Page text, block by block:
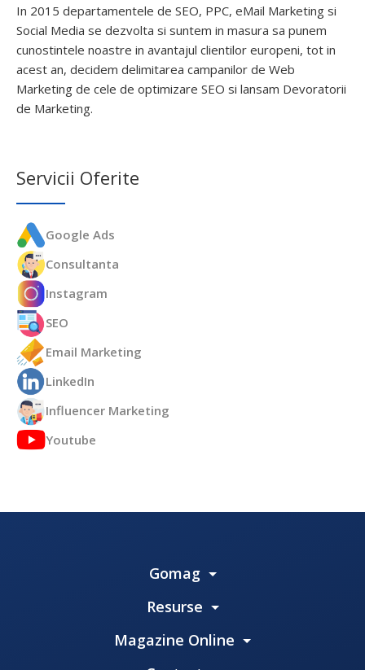
In 2015 departamentele de SEO, PPC, eMail Marketing si
Social Media se dezvolta si suntem in masura sa punem
cunostintele noastre in avantajul clientilor europeni, tot in
acest an, decidem delimitarea campanilor de Web
Marketing de cele de optimizare SEO si lansam Devoratorii
de Marketing.
Servicii Oferite
Google Ads
Consultanta
Instagram
SEO
Email Marketing
LinkedIn
Influencer Marketing
Youtube
Gomag
Resurse
Magazine Online